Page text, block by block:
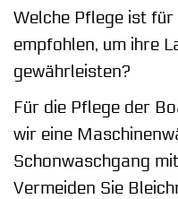
Welche Pflege ist
empfohlen, um ihre
gewährleisten?
Für die Pflege der
wir eine
Schonwaschgang
Vermeiden Sie